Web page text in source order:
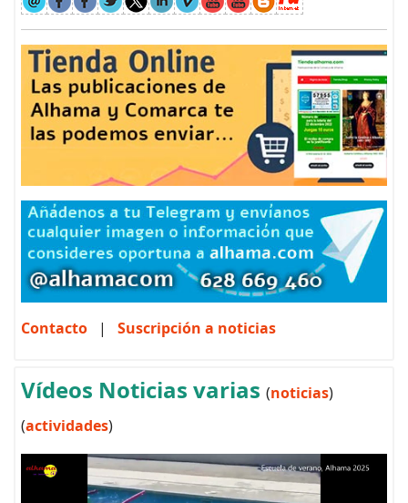
Contacto | Suscripción a noticias
Vídeos Noticias varias (noticias)
(actividades)